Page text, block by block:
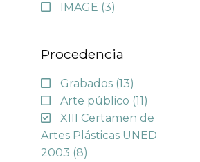
IMAGE (3)
Procedencia
Grabados (13)
Arte público (11)
XIII Certamen de
Artes Plásticas UNED
2003 (8)